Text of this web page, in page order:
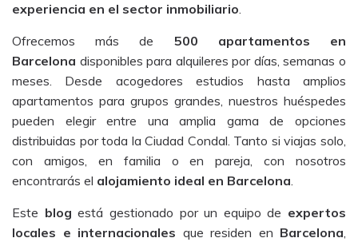
experiencia en el sector inmobiliario.
Ofrecemos más de 500 apartamentos en
Barcelona disponibles para alquileres por días, semanas o
meses. Desde acogedores estudios hasta amplios
apartamentos para grupos grandes, nuestros huéspedes
pueden elegir entre una amplia gama de opciones
distribuidas por toda la Ciudad Condal. Tanto si viajas solo,
con amigos, en familia o en pareja, con nosotros
encontrarás el alojamiento ideal en Barcelona.
Este blog está gestionado por un equipo de expertos
locales e internacionales que residen en Barcelona,